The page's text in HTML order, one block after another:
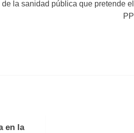
la sanidad pública que pretende el
PP
en la